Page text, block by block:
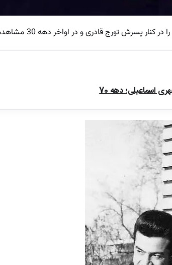
تورج قادری و در اواخر دهه 30 مشاهده می کنید.
اسماعیلی؛ دهه 70